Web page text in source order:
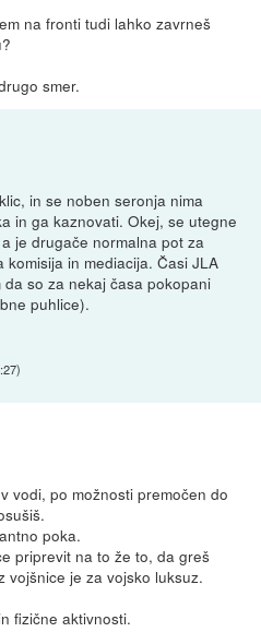
na fronti tudi lahko zavrneš
smer.
in se noben seronja nima
in ga kaznovati. Okej, se utegne
je drugače normalna pot za
in mediacija. Časi JLA
so za nekaj časa pokopani
puhlice).
)
vodi, po možnosti premočen do
poka.
priprevit na to že to, da greš
vojšnice je za vojsko luksuz.
fizične aktivnosti.